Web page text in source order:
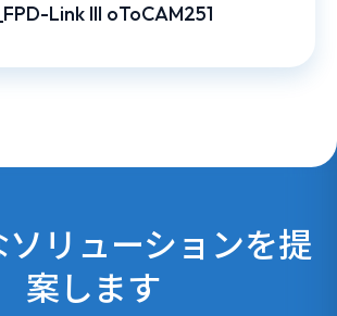
Link III oToCAM251
リューションを提
案します